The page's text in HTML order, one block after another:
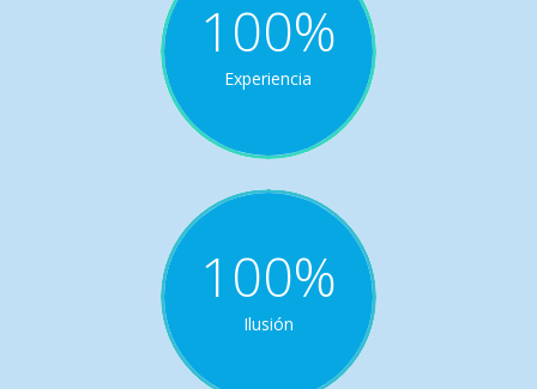
100%
Experiencia
100%
Ilusión